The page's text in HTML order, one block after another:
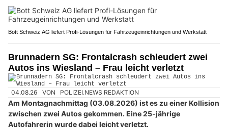
Bott Schweiz AG liefert Profi-Lösungen für Fahrzeugeinrichtungen und Werkstatt
Brunnadern SG: Frontalcrash schleudert zwei
Autos ins Wiesland – Frau leicht verletzt
04.08.26 VON POLIZEI.NEWS REDAKTION
Am Montagnachmittag (03.08.2026) ist es zu einer Kollision
zwischen zwei Autos gekommen. Eine 25-jährige
Autofahrerin wurde dabei leicht verletzt.